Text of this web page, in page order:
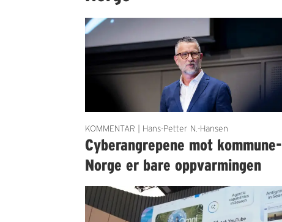
KOMMENTAR | Hans-Petter N.-Hansen
Cyberangrepene mot kommune-
Norge er bare oppvarmingen